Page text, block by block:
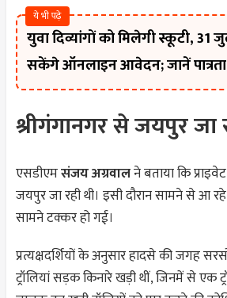
ये भी पढ़े
युवा दिव्यांगों को मिलेगी स्कूटी,
सकेंगे ऑनलाइन आवेदन; जानें
श्रीगंगानगर से जयपुर जा
एसडीएमसंजय अग्रवालने बताया कि
जयपुर जा रही थी। इसी दौरान सामने से आ
सामने टक्कर हो गई।
प्रत्यक्षदर्शियों के अनुसार हादसे की जगह
ट्रॉलियां सड़क किनारे खड़ी थीं, जिनमें से एक